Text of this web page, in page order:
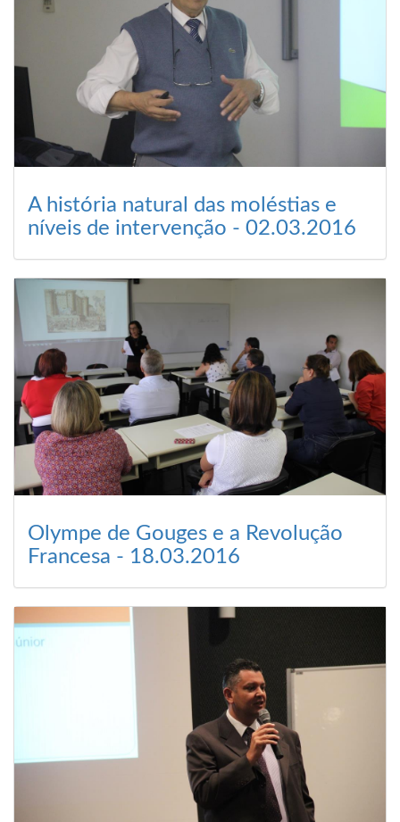
A história natural das moléstias e
níveis de intervenção - 02.03.2016
Olympe de Gouges e a Revolução
Francesa - 18.03.2016